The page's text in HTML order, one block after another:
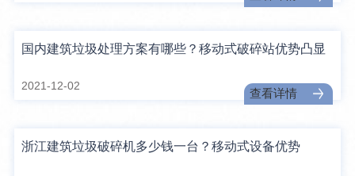
国内建筑垃圾处理方案有哪些？移动式破碎站优势凸显
2021-12-02
查看详情
浙江建筑垃圾破碎机多少钱一台？移动式设备优势